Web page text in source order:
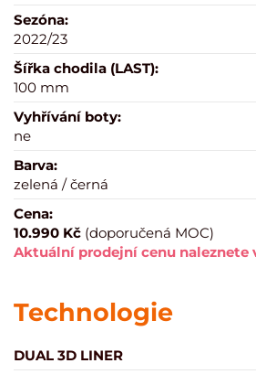
Sezóna:
2022/23
Šířka chodila (LAST):
100 mm
Vyhřívání boty:
ne
Barva:
zelená / černá
Cena:
10.990 Kč (doporučená MOC)
Aktuální prodejní cenu naleznete
Technologie
DUAL 3D LINER